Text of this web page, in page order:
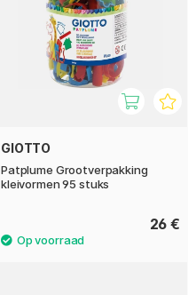
GIOTTO
Patplume Grootverpakking
kleivormen 95 stuks
26 €